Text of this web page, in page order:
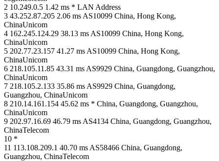
2 10.249.0.5 1.42 ms * LAN Address
3 43.252.87.205 2.06 ms AS10099 China, Hong Kong,
ChinaUnicom
4 162.245.124.29 38.13 ms AS10099 China, Hong Kong,
ChinaUnicom
5 202.77.23.157 41.27 ms AS10099 China, Hong Kong,
ChinaUnicom
6 218.105.11.85 43.31 ms AS9929 China, Guangdong, Guangzhou,
ChinaUnicom
7 218.105.2.133 35.86 ms AS9929 China, Guangdong,
Guangzhou, ChinaUnicom
8 210.14.161.154 45.62 ms * China, Guangdong, Guangzhou,
ChinaUnicom
9 202.97.16.69 46.79 ms AS4134 China, Guangdong, Guangzhou,
ChinaTelecom
10 *
11 113.108.209.1 40.70 ms AS58466 China, Guangdong,
Guangzhou, ChinaTelecom